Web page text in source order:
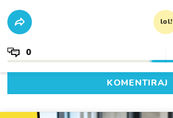
lol!
0
KOMENTIRAJ